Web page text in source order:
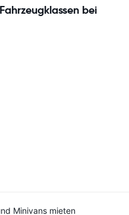
bei
Minivans mieten